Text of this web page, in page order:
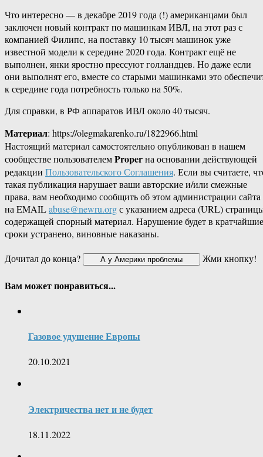
Что интересно — в декабре 2019 года (!) американцами был
заключен новый контракт по машинкам ИВЛ, на этот раз с
компанией Филипс, на поставку 10 тысяч машинок уже
известной модели к середине 2020 года. Контракт ещё не
выполнен, янки яростно прессуют голландцев. Но даже если
они выполнят его, вместе со старыми машинками это
к середине года потребность только на 50%.
Для справки, в РФ аппаратов ИВЛ около 40 тысяч.
Материал: https://olegmakarenko.ru/1822966.html
Настоящий материал самостоятельно опубликован в нашем
сообществе пользователемProperна основании действующей
редакции Пользовательского Соглашения. Если вы считаете,
такая публикация нарушает ваши авторские и/или смежные
права, вам необходимо сообщить об этом администрации сайта
на EMAILabuse@newru.orgс указанием адреса (URL)
содержащей спорный материал. Нарушение будет в кратчайшие
сроки устранено, виновные наказаны.
Дочитал до конца?
Жми кнопку!
Вам может понравиться...
Газовое удушение Европы
20.10.2021
Электричества нет и не будет
18.11.2022